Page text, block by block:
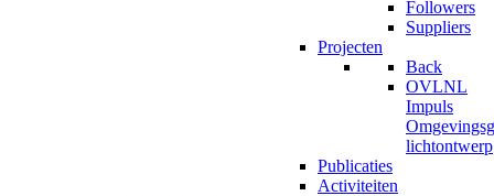
Followers
Suppliers
Projecten
Back
OVLNL
Impuls
lichtontwerp
Publicaties
Activiteiten